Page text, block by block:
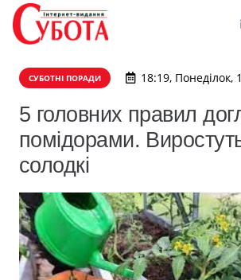
СУБОТНІ ПОРАДИ 18:19, Понеділок,
5 головних правил
помідорами.
солодкі